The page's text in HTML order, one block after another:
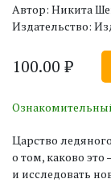
Автор: Никита
Издательство:
100.00 ₽
Царство
о том, каково
и исследовать